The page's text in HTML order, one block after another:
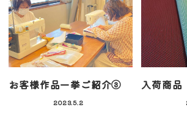
お客様作品一挙ご紹介③
2023.5.2
入荷商品